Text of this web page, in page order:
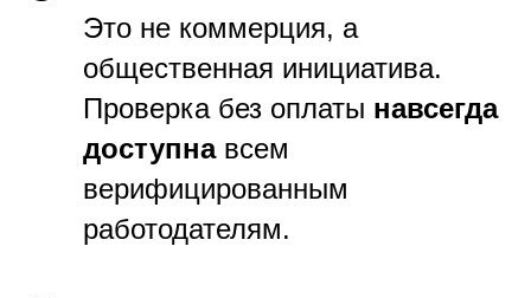
Это не коммерция, а
общественная инициатива.
Проверка без оплаты навсегда
доступнавсем
верифицированным
работодателям.